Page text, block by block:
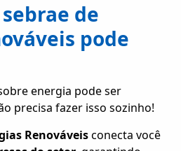
de
pode
energia pode ser
precisa fazer isso sozinho!
Renováveisconecta você